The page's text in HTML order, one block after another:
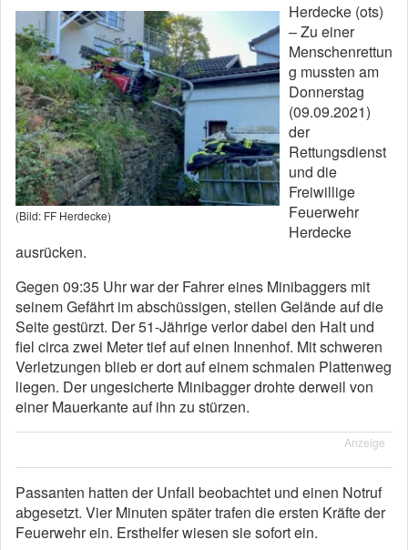
(Bild: FF Herdecke)
Herdecke (ots)
– Zu einer
Menschenrettun
g mussten am
Donnerstag
(09.09.2021)
der
Rettungsdienst
und die
Freiwillige
Feuerwehr
Herdecke
ausrücken.
Gegen 09:35 Uhr war der Fahrer eines Minibaggers mit
seinem Gefährt im abschüssigen, steilen Gelände auf die
Seite gestürzt. Der 51-Jährige verlor dabei den Halt und
fiel circa zwei Meter tief auf einen Innenhof. Mit schweren
Verletzungen blieb er dort auf einem schmalen Plattenweg
liegen. Der ungesicherte Minibagger drohte derweil von
einer Mauerkante auf ihn zu stürzen.
Anzeige
Passanten hatten der Unfall beobachtet und einen Notruf
abgesetzt. Vier Minuten später trafen die ersten Kräfte der
Feuerwehr ein. Ersthelfer wiesen sie sofort ein.